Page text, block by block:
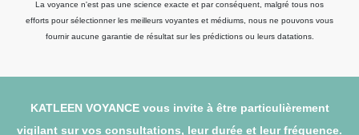
La voyance n'est pas une science exacte et par conséquent, malgré tous nos
efforts pour sélectionner les meilleurs voyantes et médiums, nous ne pouvons vous
fournir aucune garantie de résultat sur les prédictions ou leurs datations.
KATLEEN VOYANCE vous invite à être particulièrement
vigilant sur vos consultations, leur durée et leur fréquence.